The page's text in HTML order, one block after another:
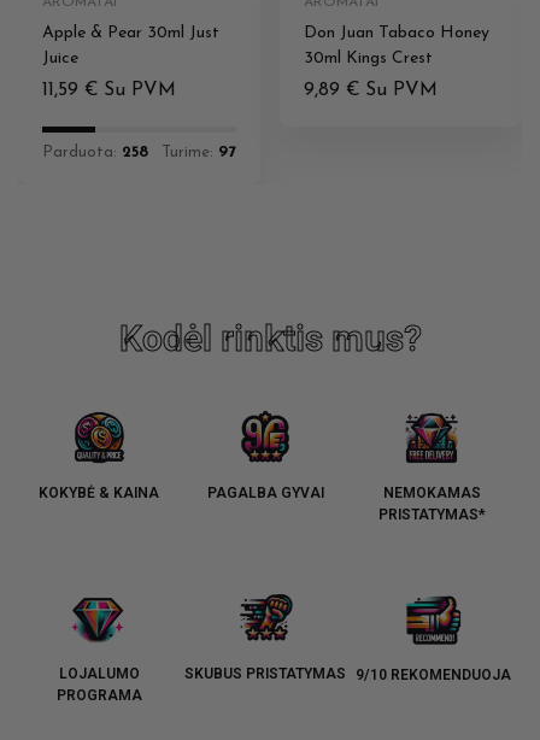
Apple & Pear 30ml Just
Juice
11,59 € Su PVM
Parduota: 258 Turime: 97
Don Juan Tabaco Honey
30ml Kings Crest
9,89 € Su PVM
Kodėl rinktis mus?
KOKYBĖ & KAINA PAGALBA GYVAI
NEMOKAMAS
PRISTATYMAS*
LOJALUMO
PROGRAMA
SKUBUS PRISTATYMAS 9/10 REKOMENDUOJA